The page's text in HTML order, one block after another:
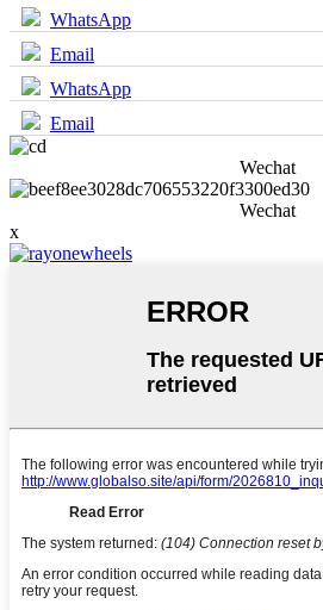
WhatsApp
Email
WhatsApp
Email
Wechat
Wechat
x